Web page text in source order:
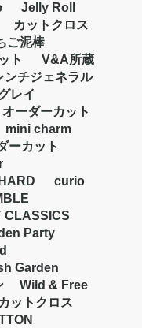
Jelly Roll
カットクロス
ご泥棒
ト
V&A所蔵
ンチジェネラル
レイ
オーダーカット
mini charm
ーカット
curio
CLASSICS
Party
Garden
Wild & Free
ットクロス